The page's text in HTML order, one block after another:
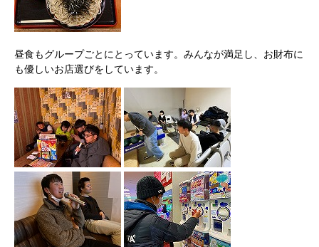
昼食もグループごとにとっています。みんなが満足し、お財布に
も優しいお店選びをしています。